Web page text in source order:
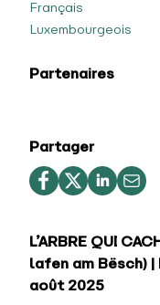
Français
Luxembourgeois
Partenaires
Partager
L’ARBRE QUI
lafen am Bësch) |
août 2025